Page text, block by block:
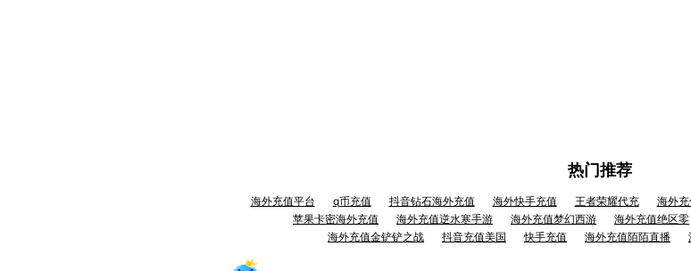
热门推荐
海外充值平台 q币充值 抖音钻石海外充值 海外快手充值 王者荣耀代充 海外
苹果卡密海外充值
海外充值逆水寒手游 海外充值梦幻西游 海外充值绝区零
海外充值金铲铲之战
抖音充值美国 快手充值 海外充值陌陌直播